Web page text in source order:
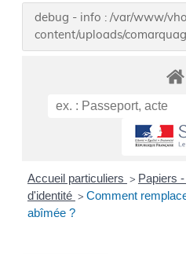
debug - info : /var/www/
content/uploads/
Accueil particuliers > Papiers
d'identité > Comment
abîmée ?